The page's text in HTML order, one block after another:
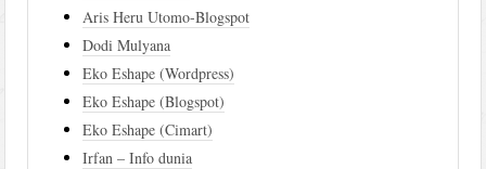
Aris Heru Utomo-Blogspot
Dodi Mulyana
Eko Eshape (Wordpress)
Eko Eshape (Blogspot)
Eko Eshape (Cimart)
Irfan – Info dunia